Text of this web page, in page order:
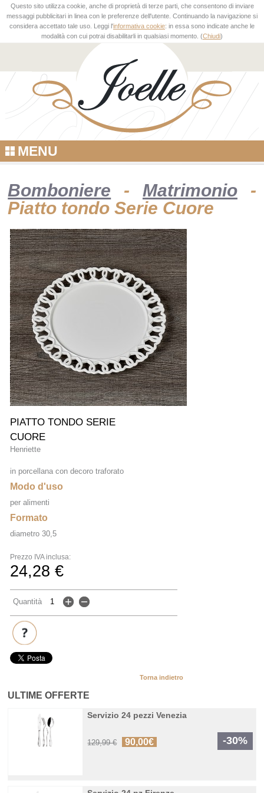
Questo sito utilizza cookie, anche di proprietà di terze parti, che consentono di inviare
messaggi pubblicitari in linea con le preferenze dell'utente. Continuando la navigazione si
considera accettato tale uso. Leggi l'informativa cookie: in essa sono indicate anche le
modalità con cui potrai disabilitarli in qualsiasi momento. (Chiudi)
MENU
Bomboniere - Matrimonio-
Piatto tondo Serie Cuore
PIATTO TONDO SERIE
CUORE
Henriette
in porcellana con decoro traforato
Modo d'uso
per alimenti
Formato
diametro 30,5
Prezzo IVA inclusa:
24,28 €
Quantità
Torna indietro
ULTIME OFFERTE
Servizio 24 pezzi Venezia
-30%
129,99 € 90,00€